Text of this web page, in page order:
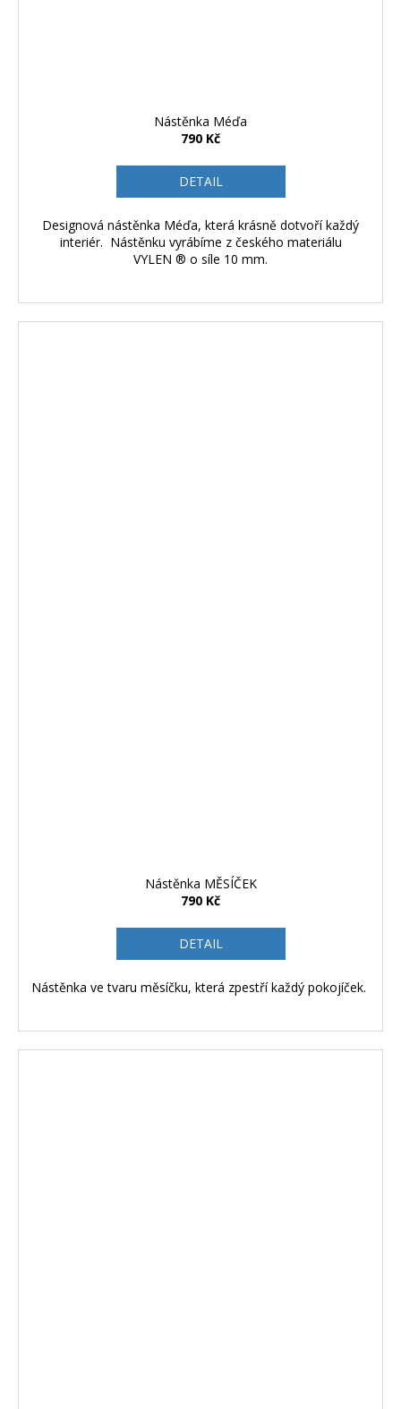
Nástěnka Méďa
790 Kč
DETAIL
Designová nástěnka Méďa, která krásně dotvoří každý
interiér. Nástěnku vyrábíme z českého materiálu
VYLEN ® o síle 10 mm.
Nástěnka MĚSÍČEK
790 Kč
DETAIL
Nástěnka ve tvaru měsíčku, která zpestří každý pokojíček.